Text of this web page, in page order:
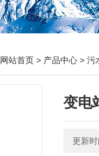
网站首页 > 产品中心 > 污
变电
更新